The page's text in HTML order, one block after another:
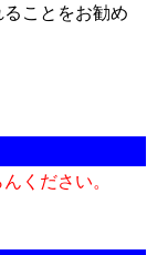
ことをお勧め
ください。